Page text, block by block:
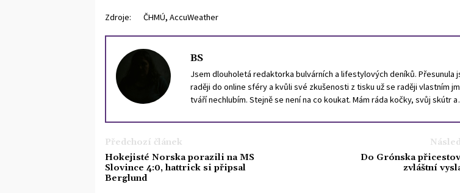
Zdroje: ČHMÚ, AccuWeather
BS
Jsem dlouholetá redaktorka bulvárních a lifestylových deníků. Přesunula
raději do online sféry a kvůli své zkušenosti z tisku už se raději vlastním
tváří nechlubím. Stejně se není na co koukat. Mám ráda kočky, svůj skútr a
Předchozí článek
Hokejisté Norska porazili na MS
Slovince 4:0, hattrick si připsal
Berglund
Do Grónska
zvláštní